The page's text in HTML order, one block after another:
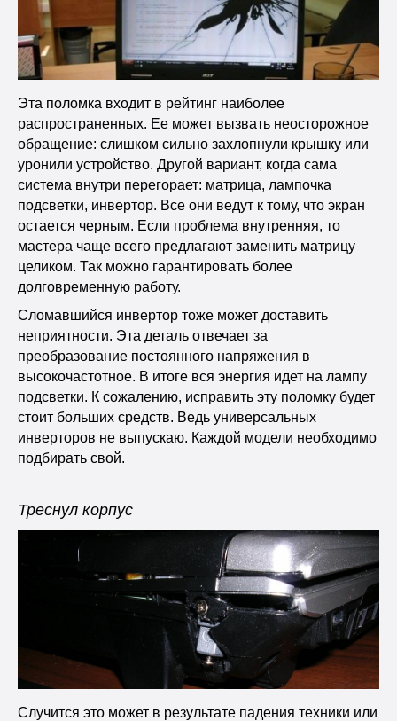
Эта поломка входит в рейтинг наиболее
распространенных. Ее может вызвать неосторожное
обращение: слишком сильно захлопнули крышку или
уронили устройство. Другой вариант, когда сама
система внутри перегорает: матрица, лампочка
подсветки, инвертор. Все они ведут к тому, что экран
остается черным. Если проблема внутренняя, то
мастера чаще всего предлагают заменить матрицу
целиком. Так можно гарантировать более
долговременную работу.
Сломавшийся инвертор тоже может доставить
неприятности. Эта деталь отвечает за
преобразование постоянного напряжения в
высокочастотное. В итоге вся энергия идет на лампу
подсветки. К сожалению, исправить эту поломку будет
стоит больших средств. Ведь универсальных
инверторов не выпускаю. Каждой модели необходимо
подбирать свой.
Треснул корпус
Случится это может в результате падения техники или